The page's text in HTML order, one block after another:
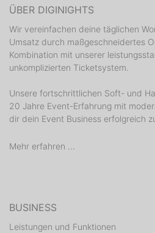
ÜBER DIGINIGHTS
Wir vereinfachen deine täglichen
Umsatz durch maßgeschneidertes
Kombination mit unserer
unkomplizierten Ticketsystem.
Unsere fortschrittlichen Soft- und
20 Jahre Event-Erfahrung mit
dir dein Event Business erfolgreich
Mehr erfahren ...
BUSINESS
Leistungen und Funktionen